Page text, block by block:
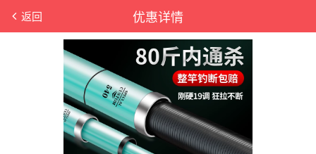
优惠详情
返回